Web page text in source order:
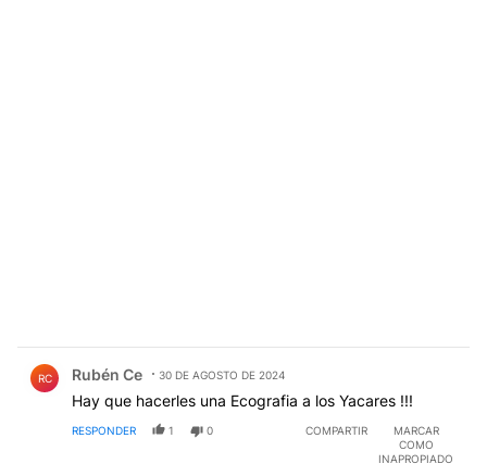
RC Rubén Ce 30 DE AGOSTO DE 2024
Hay que hacerles una Ecografia a los Yacares !!!
RESPONDER 1 0 COMPARTIR
MARCAR
COMO
INAPROPIADO